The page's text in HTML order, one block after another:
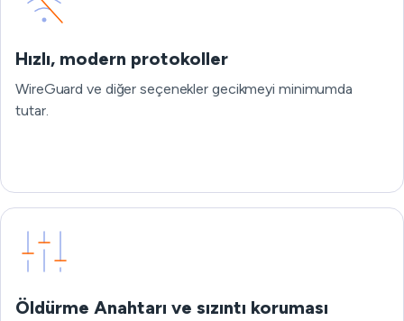
Hızlı, modern protokoller
WireGuard ve diğer seçenekler gecikmeyi minimumda
tutar.
Öldürme Anahtarı ve sızıntı koruması